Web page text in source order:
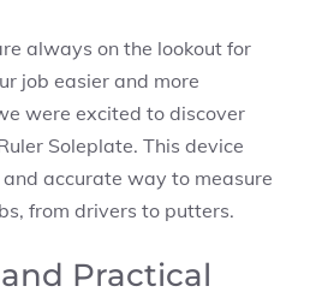
always on the lookout for
job easier and more
were excited to discover
Soleplate. This device
accurate way to measure
from drivers to putters.
Practical